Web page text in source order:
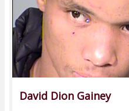
David Dion Gainey